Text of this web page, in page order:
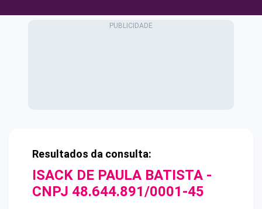
Resultados da consulta:
ISACK DE PAULA BATISTA -
CNPJ 48.644.891/0001-45